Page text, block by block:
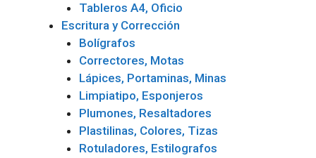
Tableros A4, Oficio
Escritura y Corrección
Bolígrafos
Correctores, Motas
Lápices, Portaminas, Minas
Limpiatipo, Esponjeros
Plumones, Resaltadores
Plastilinas, Colores, Tizas
Rotuladores, Estilografos